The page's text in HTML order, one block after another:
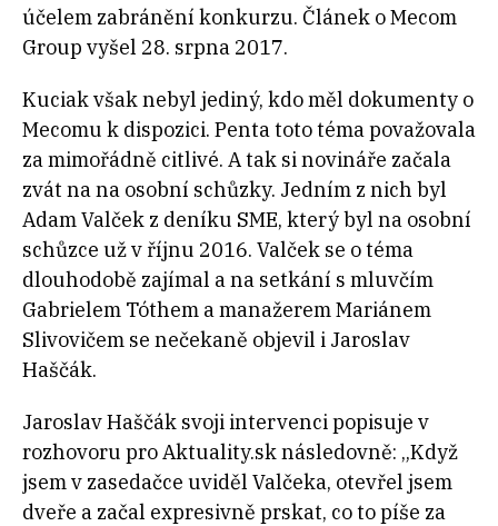
účelem zabránění konkurzu. Článek o Mecom
Group vyšel 28. srpna 2017.
Kuciak však nebyl jediný, kdo měl dokumenty o
Mecomu k dispozici. Penta toto téma považovala
za mimořádně citlivé. A tak si novináře začala
zvát na na osobní schůzky. Jedním z nich byl
Adam Valček z deníku SME, který byl na osobní
schůzce už v říjnu 2016. Valček se o téma
dlouhodobě zajímal a na setkání s mluvčím
Gabrielem Tóthem a manažerem Mariánem
Slivovičem se nečekaně objevil i Jaroslav
Haščák.
Jaroslav Haščák svoji intervenci popisuje v
rozhovoru pro Aktuality.sk následovně: „Když
jsem v zasedačce uviděl Valčeka, otevřel jsem
dveře a začal expresivně prskat, co to píše za